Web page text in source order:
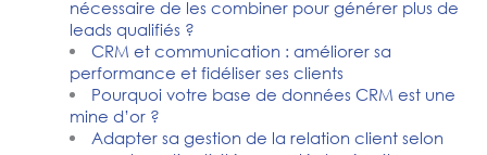
nécessaire de les combiner pour générer plus de
leads qualifiés ?
CRM et communication : améliorer sa
performance et fidéliser ses clients
Pourquoi votre base de données CRM est une
mine d’or ?
Adapter sa gestion de la relation client selon